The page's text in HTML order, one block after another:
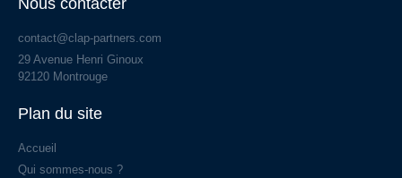
Nous contacter
contact@clap-partners.com
29 Avenue Henri Ginoux
92120 Montrouge
Plan du site
Accueil
Qui sommes-nous ?